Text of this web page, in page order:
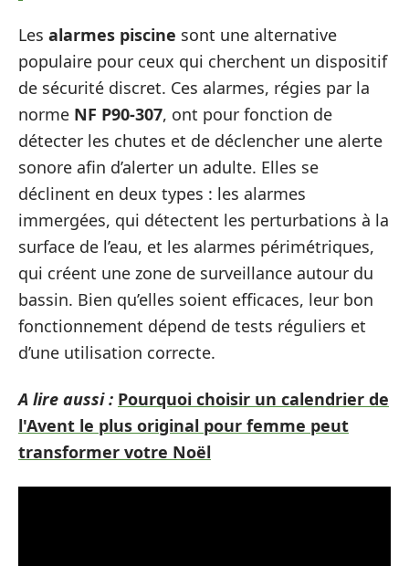
Les alarmes piscine sont une alternative
populaire pour ceux qui cherchent un dispositif
de sécurité discret. Ces alarmes, régies par la
norme NF P90-307, ont pour fonction de
détecter les chutes et de déclencher une alerte
sonore afin d’alerter un adulte. Elles se
déclinent en deux types : les alarmes
immergées, qui détectent les perturbations à la
surface de l’eau, et les alarmes périmétriques,
qui créent une zone de surveillance autour du
bassin. Bien qu’elles soient efficaces, leur bon
fonctionnement dépend de tests réguliers et
d’une utilisation correcte.
A lire aussi : Pourquoi choisir un calendrier de
l'Avent le plus original pour femme peut
transformer votre Noël